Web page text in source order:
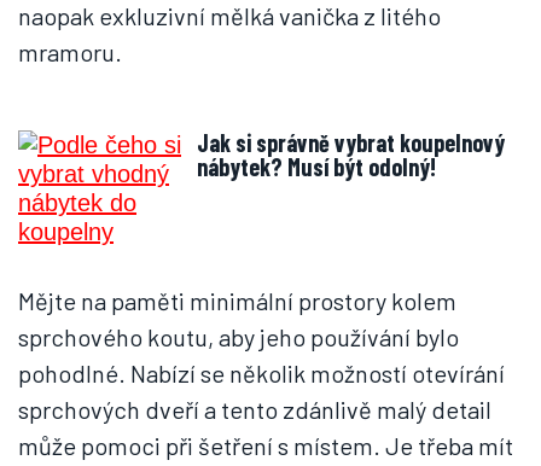
naopak exkluzivní mělká vanička z litého
mramoru.
Jak si správně vybrat koupelnový
nábytek? Musí být odolný!
Mějte na paměti minimální prostory kolem
sprchového koutu, aby jeho používání bylo
pohodlné. Nabízí se několik možností otevírání
sprchových dveří a tento zdánlivě malý detail
může pomoci při šetření s místem. Je třeba mít